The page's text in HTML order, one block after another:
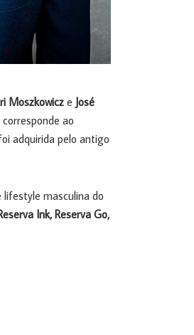
Moszkowicz e José
ao
adquirida pelo antigo
lifestyle masculina do
Ink, Reserva Go,